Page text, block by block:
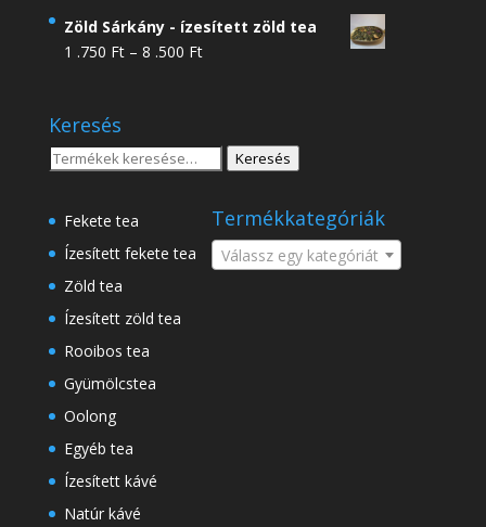
.950 Ft
Zöld Sárkány - ízesített zöld tea
1 .750 Ft – 8 .500 FtÁrtartomány:
8
.500 Ft
Keresés
Keresés
Keresés
Fekete tea
Ízesített fekete tea
Zöld tea
Ízesített zöld tea
Rooibos tea
Gyümölcstea
Oolong
Egyéb tea
Ízesített kávé
Natúr kávé
Termékkategóriák
Válassz egy kategóriát